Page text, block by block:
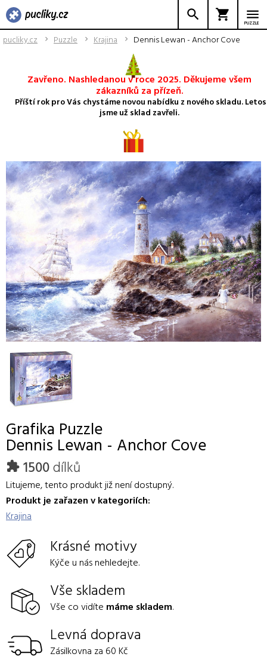
PUZZLE
pucliky.cz Puzzle Krajina Dennis Lewan - Anchor Cove
Zavřeno. Nashledanou v roce 2025. Děkujeme všem
zákazníků za přízeň.
Příští rok pro Vás chystáme novou nabídku z nového skladu. Letos
jsme už sklad zavřeli.
Grafika Puzzle
Dennis Lewan - Anchor Cove
1500dílků
Litujeme, tento produkt již není dostupný.
Produkt je zařazen v kategoriích:
Krajina
Krásné motivy
Kýče u nás nehledejte.
Vše skladem
Vše co vidíte máme skladem.
Levná doprava
Zásilkovna za 60 Kč